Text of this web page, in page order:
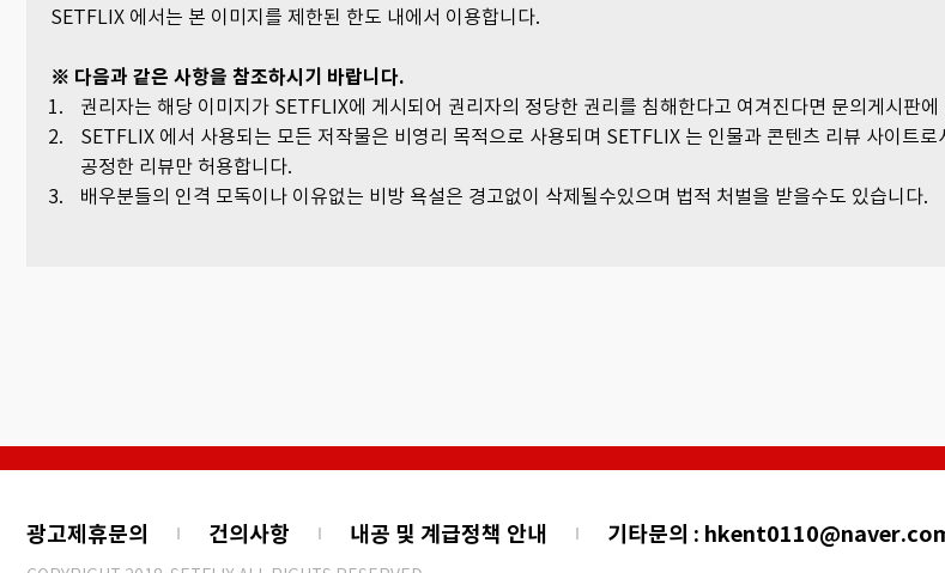
SETFLIX 에서는 본 이미지를 제한된 한도 내에서 이용합니다.
※ 다음과 같은 사항을 참조하시기 바랍니다.
권리자는 해당 이미지가 SETFLIX에 게시되어 권리자의 정당한 권리를 침해한다고 여겨진다면 문의게시판에
SETFLIX 에서 사용되는 모든 저작물은 비영리 목적으로 사용되며 SETFLIX 는 인물과 콘텐츠 리뷰 사이트
공정한 리뷰만 허용합니다.
배우분들의 인격 모독이나 이유없는 비방 욕설은 경고없이 삭제될수있으며 법적 처벌을 받을수도 있습니다.
광고제휴문의 건의사항 내공 및 계급정책 안내 기타문의 :